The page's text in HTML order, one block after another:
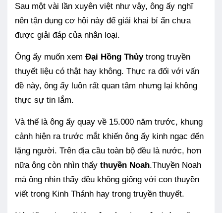
Sau một vài lần xuyên việt như vậy, ông ấy nghĩ
nên tận dụng cơ hội này để giải khai bí ẩn chưa
được giải đáp của nhân loại.
Ông ấy muốn xem Đại Hồng Thủytrong truyền
thuyết liệu có thật hay không. Thực ra đối với vấn
đề này, ông ấy luôn rất quan tâm nhưng lại không
thực sự tin lắm.
Và thế là ông ấy quay về 15.000 năm trước, khung
cảnh hiện ra trước mắt khiến ông ấy kinh ngạc đến
lặng người. Trên địa cầu toàn bộ đều là nước, hơn
nữa ông còn nhìn thấy thuyền Noah.Thuyền Noah
mà ông nhìn thấy đều không giống với con thuyền
viết trong Kinh Thánh hay trong truyền thuyết.